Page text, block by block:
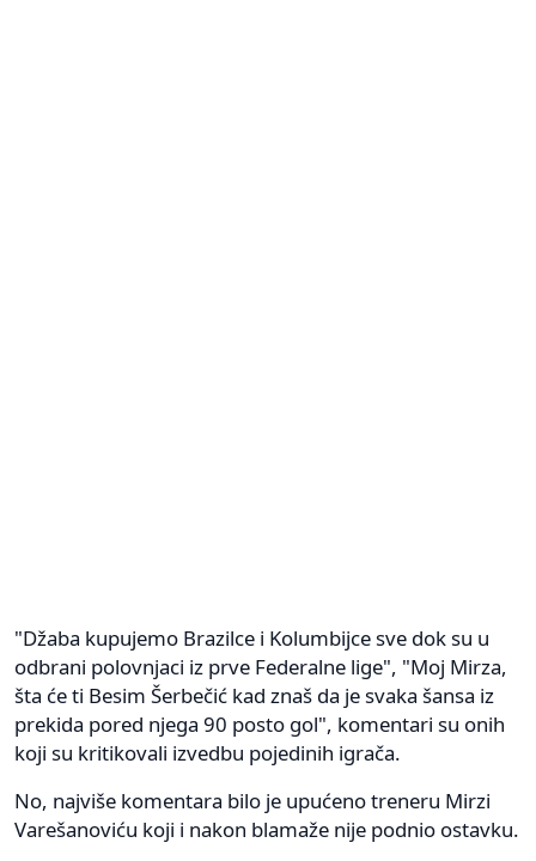
"Džaba kupujemo Brazilce i Kolumbijce sve dok su u
odbrani polovnjaci iz prve Federalne lige", "Moj Mirza,
šta će ti Besim Šerbečić kad znaš da je svaka šansa iz
prekida pored njega 90 posto gol", komentari su onih
koji su kritikovali izvedbu pojedinih igrača.
No, najviše komentara bilo je upućeno treneru Mirzi
Varešanoviću koji i nakon blamaže nije podnio ostavku.